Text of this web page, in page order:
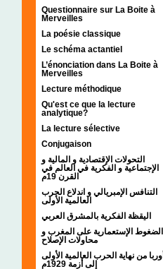
Questionnaire sur La Boite à
Merveilles
La poésie classique
Le schéma actantiel
L’énonciation dans La Boite à
Merveilles
Lecture méthodique
Qu'est ce que la lecture
analytique?
La lecture sélective
Conjugaison
التحولات الإقتصادية و المالية و
الإجتماعية و الفكرية في العالم في
القرن 19م
التنافس الإمبريالي و اندلاع الحرب
العالمية الأولى
اليقظة الفكرية بالمشرق العربي
الضغوط الإستعمارية على المغرب و
محاولات الإصلاح
أوربا من نهاية الحرب العالمية الأولى
إلى أزمة 1929م